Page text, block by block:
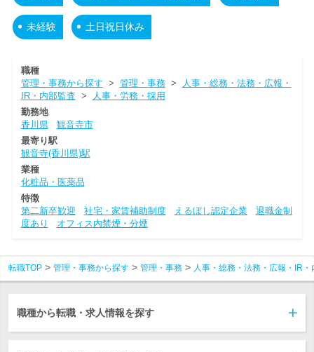
未経験 土日祝日休み
職種
管理・事務から探す > 管理・事務>
人事・総務・法務・広報・
IR・内部監査 >
人事・労務・採用
勤務地
香川県
観音寺市
最寄り駅
観音寺(香川県)駅
業種
化粧品・医薬品
特徴
第二新卒歓迎
社宅・家賃補助制度 えるぼし認定企業
退職金制
度あり
オフィス内禁煙・分煙
転職TOP 管理・事務から探す 管理・事務 人事・総務・法務・広報・IR・
職種から転職・求人情報を探す